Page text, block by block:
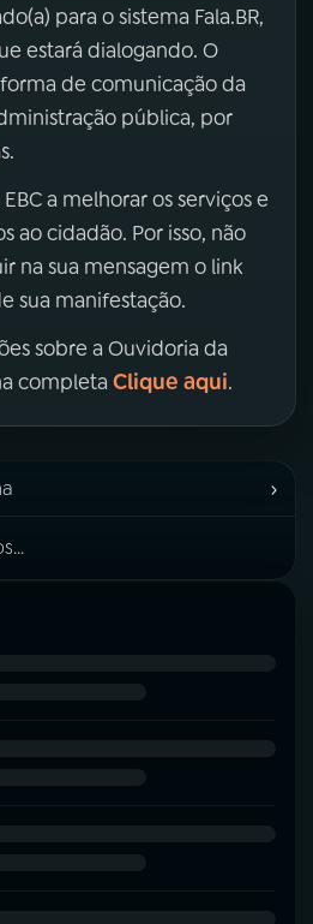
para o sistema Fala.BR,
estará dialogando. O
de comunicação da
pública, por
a melhorar os serviços e
ao cidadão. Por isso, não
na sua mensagem o link
sua manifestação.
sobre a Ouvidoria da
completa Clique aqui.
›